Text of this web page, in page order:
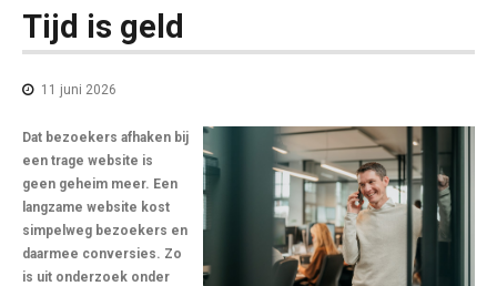
Tijd is geld
11 juni 2026
Dat bezoekers afhaken bij
een trage website is
geen geheim meer. Een
langzame website kost
simpelweg bezoekers en
daarmee conversies. Zo
is uit onderzoek onder